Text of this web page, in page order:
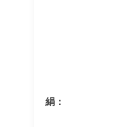
絹：